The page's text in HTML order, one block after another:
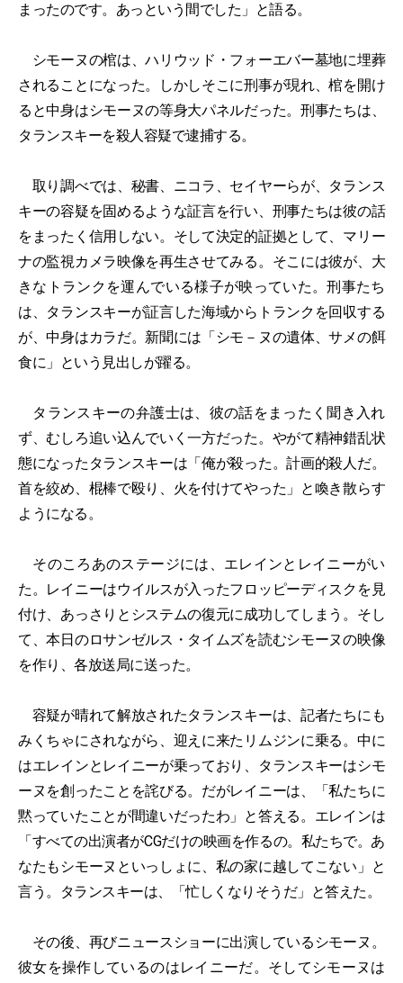
まったのです。あっという間でした」と語る。
シモーヌの棺は、ハリウッド・フォーエバー墓地に埋葬
されることになった。しかしそこに刑事が現れ、棺を開け
ると中身はシモーヌの等身大パネルだった。刑事たちは、
タランスキーを殺人容疑で逮捕する。
取り調べでは、秘書、ニコラ、セイヤーらが、タランス
キーの容疑を固めるような証言を行い、刑事たちは彼の話
をまったく信用しない。そして決定的証拠として、マリー
ナの監視カメラ映像を再生させてみる。そこには彼が、大
きなトランクを運んでいる様子が映っていた。刑事たち
は、タランスキーが証言した海域からトランクを回収する
が、中身はカラだ。新聞には「シモ－ヌの遺体、サメの餌
食に」という見出しが躍る。
タランスキーの弁護士は、彼の話をまったく聞き入れ
ず、むしろ追い込んでいく一方だった。やがて精神錯乱状
態になったタランスキーは「俺が殺った。計画的殺人だ。
首を絞め、棍棒で殴り、火を付けてやった」と喚き散らす
ようになる。
そのころあのステージには、エレインとレイニーがい
た。レイニーはウイルスが入ったフロッピーディスクを見
付け、あっさりとシステムの復元に成功してしまう。そし
て、本日のロサンゼルス・タイムズを読むシモーヌの映像
を作り、各放送局に送った。
容疑が晴れて解放されたタランスキーは、記者たちにも
みくちゃにされながら、迎えに来たリムジンに乗る。中に
はエレインとレイニーが乗っており、タランスキーはシモ
ーヌを創ったことを詫びる。だがレイニーは、「私たちに
黙っていたことが間違いだったわ」と答える。エレインは
「すべての出演者がCGだけの映画を作るの。私たちで。あ
なたもシモーヌといっしょに、私の家に越してこない」と
言う。タランスキーは、「忙しくなりそうだ」と答えた。
その後、再びニュースショーに出演しているシモーヌ。
彼女を操作しているのはレイニーだ。そしてシモーヌは